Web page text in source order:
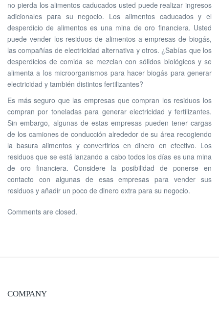
no pierda los alimentos caducados usted puede realizar ingresos
adicionales para su negocio. Los alimentos caducados y el
desperdicio de alimentos es una mina de oro financiera. Usted
puede vender los residuos de alimentos a empresas de biogás,
las compañías de electricidad alternativa y otros. ¿Sabías que los
desperdicios de comida se mezclan con sólidos biológicos y se
alimenta a los microorganismos para hacer biogás para generar
electricidad y también distintos fertilizantes?
Es más seguro que las empresas que compran los residuos los
compran por toneladas para generar electricidad y fertilizantes.
Sin embargo, algunas de estas empresas pueden tener cargas
de los camiones de conducción alrededor de su área recogiendo
la basura alimentos y convertirlos en dinero en efectivo. Los
residuos que se está lanzando a cabo todos los días es una mina
de oro financiera. Considere la posibilidad de ponerse en
contacto con algunas de esas empresas para vender sus
residuos y añadir un poco de dinero extra para su negocio.
Comments are closed.
COMPANY